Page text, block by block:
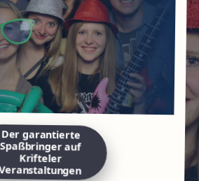
Der garantierte
Spaßbringer auf
Krifteler
Veranstaltungen